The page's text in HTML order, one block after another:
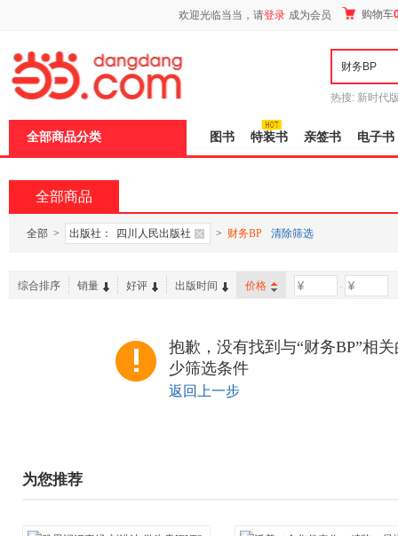
欢迎光临当当，请登录 成为会员 购物车
热搜: 新时代
全部商品分类 图书 特装书 亲签书 电子书
全部商品
全部 > 出版社： 四川人民出版社 > 财务BP 清除筛选
综合排序 销量 好评 出版时间 价格 -
抱歉，没有找到与“财务BP”相
少筛选条件
返回上一步
为您推荐
页
加